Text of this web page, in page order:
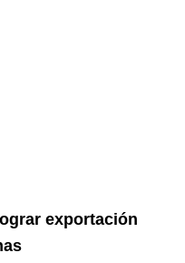
exportación